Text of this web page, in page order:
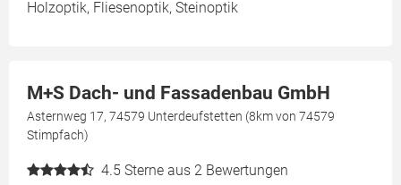
Holzoptik, Fliesenoptik, Steinoptik
M+S Dach- und Fassadenbau GmbH
Asternweg 17, 74579 Unterdeufstetten (8km von 74579
Stimpfach)
4.5 Sterne aus 2 Bewertungen